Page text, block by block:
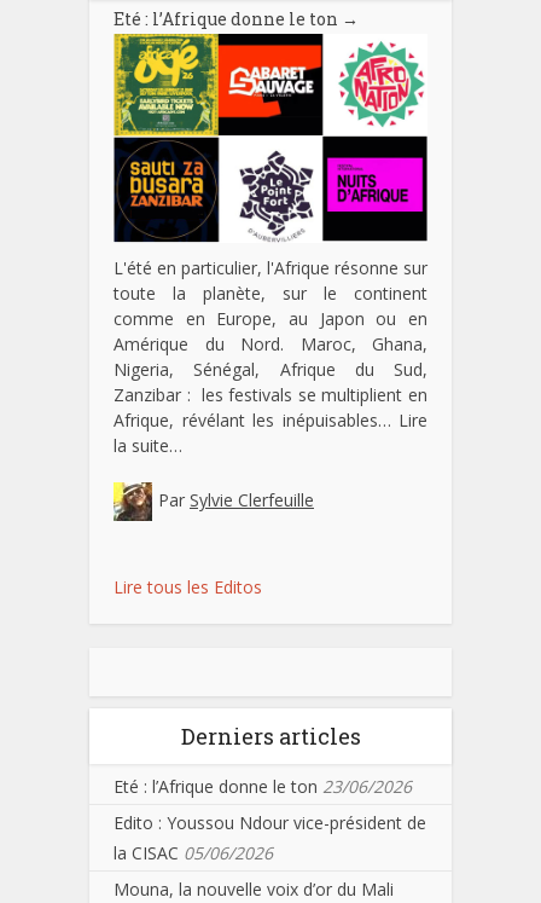
Eté : l’Afrique donne le ton →
L'été en particulier, l'Afrique résonne sur
toute la planète, sur le continent
comme en Europe, au Japon ou en
Amérique du Nord. Maroc, Ghana,
Nigeria, Sénégal, Afrique du Sud,
Zanzibar : les festivals se multiplient en
Afrique, révélant les inépuisables… Lire
la suite…
Par Sylvie Clerfeuille
Lire tous les Editos
Derniers articles
Eté : l’Afrique donne le ton 23/06/2026
Edito : Youssou Ndour vice-président de
la CISAC 05/06/2026
Mouna, la nouvelle voix d’or du Mali